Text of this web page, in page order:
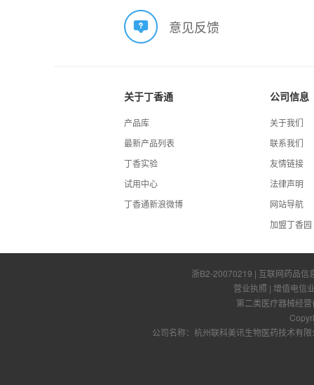
意见反馈
关于丁香通
产品库
最新产品列表
丁香实验
试用中心
丁香通新浪微博
公司信息
关于我们
联系我们
友情链接
法律声明
网站导航
加盟丁香园
浙B2-20070219 | 互联网药品信
营业执照 | 增值电信
第二类医疗器械经
公司名称：杭州联科美讯生物医药技术有